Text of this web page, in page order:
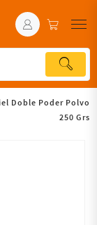
Doble Poder Polvo
250 Grs